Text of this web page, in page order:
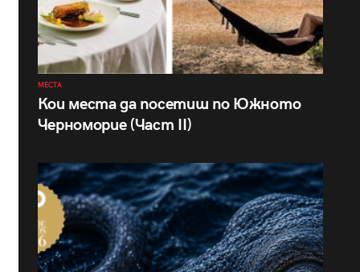
МЕСТА
Кои места да посетиш по Южното
Черноморие (Част II)